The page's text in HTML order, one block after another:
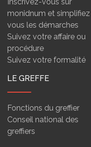
monidnum et simplifiez
vous les démarches
Suivez votre affaire ou
procédure
Suivez votre formalité
LE GREFFE
Fonctions du greffier
Conseil national des
greffiers